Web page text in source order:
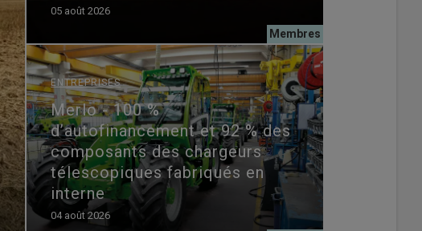
05 août 2026
ENTREPRISES
Merlo - 100 %
d’autofinancement et 92 % des
composants des chargeurs
télescopiques fabriqués en
interne
04 août 2026